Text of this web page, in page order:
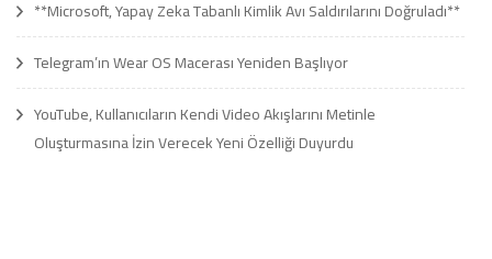
**Microsoft, Yapay Zeka Tabanlı Kimlik Avı Saldırılarını Doğruladı**
Telegram’ın Wear OS Macerası Yeniden Başlıyor
YouTube, Kullanıcıların Kendi Video Akışlarını Metinle
Oluşturmasına İzin Verecek Yeni Özelliği Duyurdu